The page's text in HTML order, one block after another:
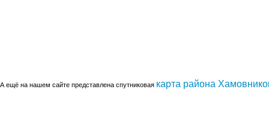
А ещё на нашем сайте представлена спутниковая карта района